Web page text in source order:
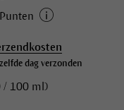
dag verzonden
/ 100 ml)